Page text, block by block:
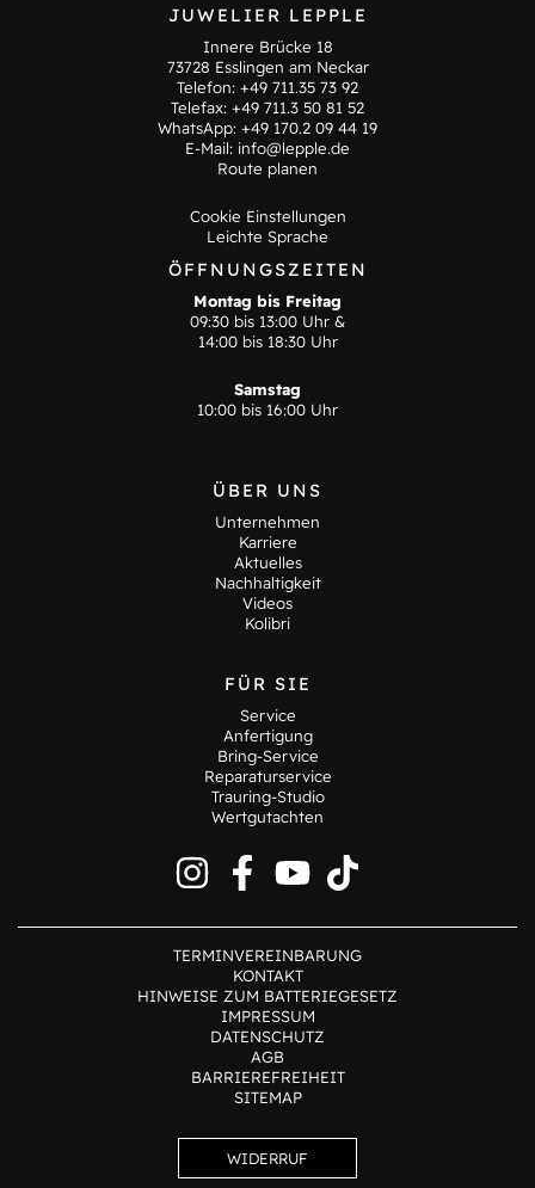
JUWELIER LEPPLE
Innere Brücke 18
73728 Esslingen am Neckar
Telefon: +49 711.35 73 92
Telefax: +49 711.3 50 81 52
WhatsApp: +49 170.2 09 44 19
E-Mail: info@lepple.de
Route planen
Cookie Einstellungen
Leichte Sprache
ÖFFNUNGSZEITEN
Montag bis Freitag
09:30 bis 13:00 Uhr &
14:00 bis 18:30 Uhr
Samstag
10:00 bis 16:00 Uhr
ÜBER UNS
Unternehmen
Karriere
Aktuelles
Nachhaltigkeit
Videos
Kolibri
FÜR SIE
Service
Anfertigung
Bring-Service
Reparaturservice
Trauring-Studio
Wertgutachten
TERMINVEREINBARUNG
KONTAKT
HINWEISE ZUM BATTERIEGESETZ
IMPRESSUM
DATENSCHUTZ
AGB
BARRIEREFREIHEIT
SITEMAP
WIDERRUF